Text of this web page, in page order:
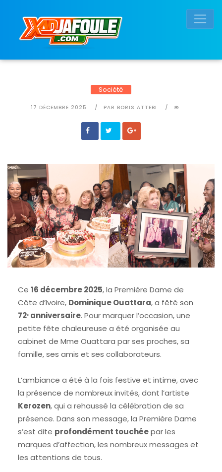
Société
17 DÉCEMBRE 2025 PAR BORIS ATTEBI
Ce 16 décembre 2025, la Première Dame de
Côte d’Ivoire, Dominique Ouattara, a fêté son
72ᵉ anniversaire. Pour marquer l’occasion, une
petite fête chaleureuse a été organisée au
cabinet de Mme Ouattara par ses proches, sa
famille, ses amis et ses collaborateurs.
L’ambiance a été à la fois festive et intime, avec
la présence de nombreux invités, dont l’artiste
Kerozen, qui a rehaussé la célébration de sa
présence. Dans son message, la Première Dame
s’est dite profondément touchéepar les
marques d’affection, les nombreux messages et
les attentions de tous.